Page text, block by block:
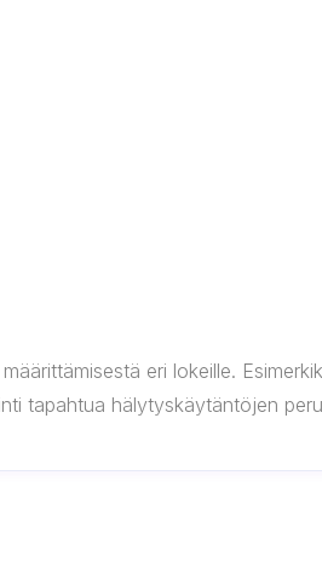
eri lokeille.
tapahtua hälytyskäytäntöjen